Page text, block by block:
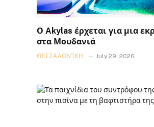
Ο Akylas έρχεται για μια
στα Μουδανιά
ΘΕΣΣΑΛΟΝΊΚΗ July 29, 2026